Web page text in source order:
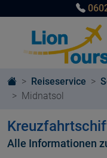
Reiseservice
Midnatsol
Alle Informationen